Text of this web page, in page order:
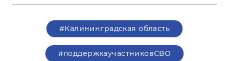
#Калининградская область
#поддержкаучастниковСВО